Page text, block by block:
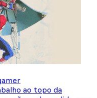
ao topo da